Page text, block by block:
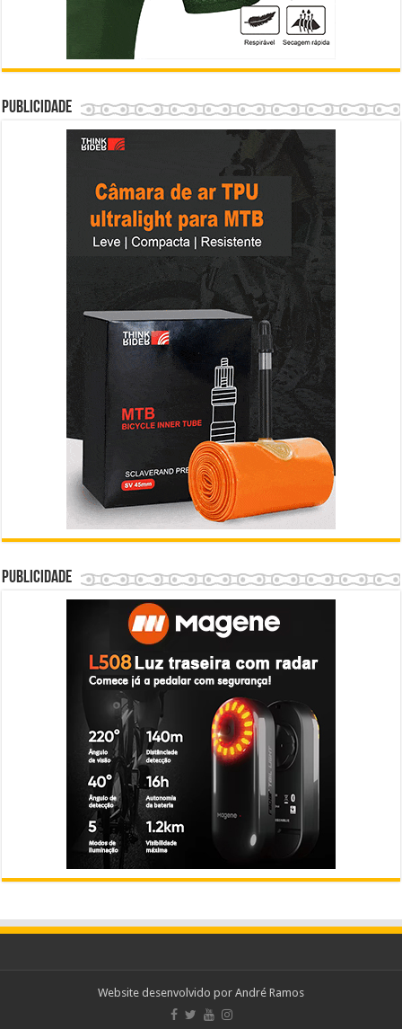
Publicidade
Publicidade
Website desenvolvido por André Ramos